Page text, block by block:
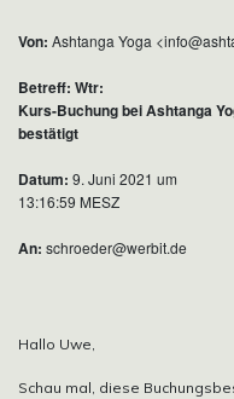
Von: Ashtanga Yoga
Betreff: Wtr:
Kurs-Buchung bei Ashtanga
bestätigt
Datum: 9. Juni 2021 um
13:16:59 MESZ
An: schroeder@werbit.de
Hallo Uwe,
Schau mal, diese